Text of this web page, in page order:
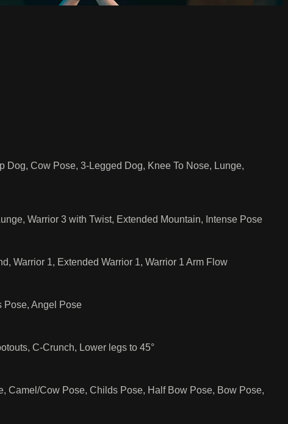
Cow Pose, 3-Legged Dog, Knee To Nose, Lunge,
Warrior 3 with Twist, Extended Mountain, Intense Pose
Warrior 1, Extended Warrior 1, Warrior 1 Arm Flow
Pose, Angel Pose
C-Crunch, Lower legs to 45°
Camel/Cow Pose, Childs Pose, Half Bow Pose, Bow Pose,